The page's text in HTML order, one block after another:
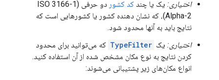
اختیاری: یک یا چند کد کشور
دو حرفی (ISO 3166-1
Alpha-2)، که نشان دهنده کشور یا کشورهایی است که
نتایج باید به آنها محدود شود.
اختیاری: یک TypeFilter که می‌توانید برای محدود
کردن نتایج به نوع مکان مشخص شده از آن استفاده کنید.
انواع مکان‌های زیر پشتیبانی می‌شوند: